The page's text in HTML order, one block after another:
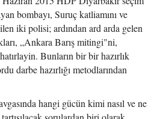
bombayı, Suruç katliamını ve
iki polisi; ardından ard arda gelen
„Ankara Barış mitingi"ni,
Bunların bir bir hazırlık
darbe hazırlığı metodlarından
hangi gücün kimi nasıl ve ne